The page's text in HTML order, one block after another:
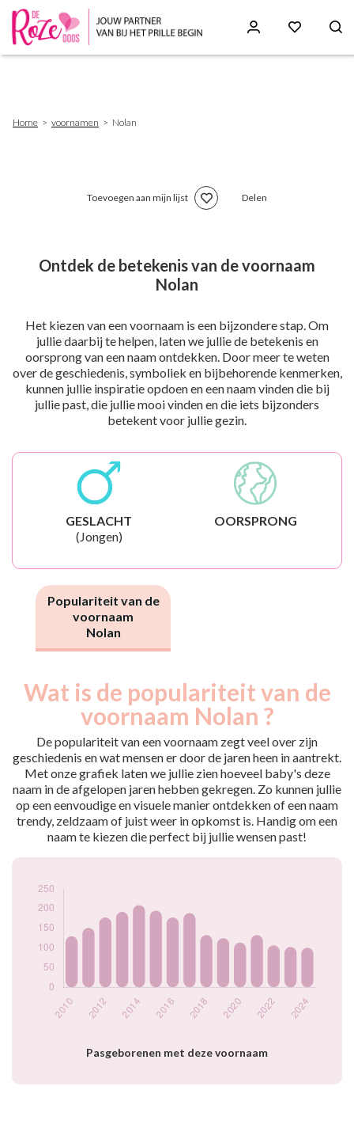
Home voornamen Nolan
Toevoegen aan mijn lijst Delen
Ontdek de betekenis van de voornaam
Nolan
Het kiezen van een voornaam is een bijzondere stap. Om
jullie daarbij te helpen, laten we jullie de betekenis en
oorsprong van een naam ontdekken. Door meer te weten
over de geschiedenis, symboliek en bijbehorende kenmerken,
kunnen jullie inspiratie opdoen en een naam vinden die bij
jullie past, die jullie mooi vinden en die iets bijzonders
betekent voor jullie gezin.
GESLACHT
(Jongen)
OORSPRONG
Populariteit van de
voornaam
Nolan
Wat is de populariteit van de
voornaam Nolan ?
De populariteit van een voornaam zegt veel over zijn
geschiedenis en wat mensen er door de jaren heen in aantrekt.
Met onze grafiek laten we jullie zien hoeveel baby's deze
naam in de afgelopen jaren hebben gekregen. Zo kunnen jullie
op een eenvoudige en visuele manier ontdekken of een naam
trendy, zeldzaam of juist weer in opkomst is. Handig om een
naam te kiezen die perfect bij jullie wensen past!
Pasgeborenen met deze voornaam
Popularité du
Année
Nouveaux-
nés
2010
130
2011
151
2012
178
2013
192
2014
209
2015
195
178
2019
125
2020
114
2021
133
2022
107
103
101